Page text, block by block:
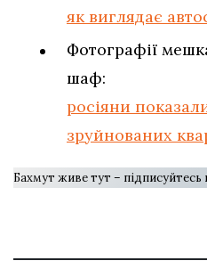
як виглядає
Фотографії
шаф:
росіяни
зруйнованих
Бахмут живе тут – підписуйтесь